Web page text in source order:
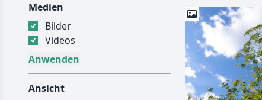
Medien
Bilder
Videos
Ansicht